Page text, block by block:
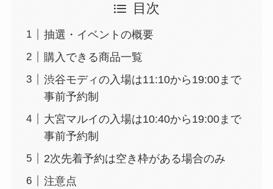
目次
抽選・イベントの概要
購入できる商品一覧
渋谷モディの入場は11:10から19:00まで
事前予約制
大宮マルイの入場は10:40から19:00まで
事前予約制
2次先着予約は空き枠がある場合のみ
注意点